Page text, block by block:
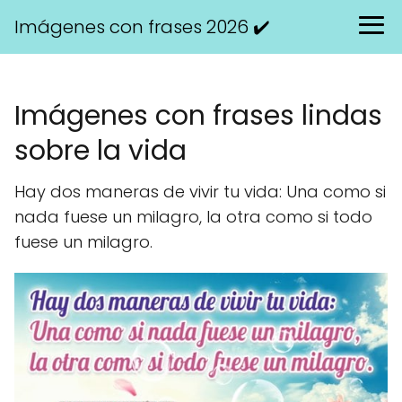
Imágenes con frases 2026 ✔️
Imágenes con frases lindas
sobre la vida
Hay dos maneras de vivir tu vida: Una como si
nada fuese un milagro, la otra como si todo
fuese un milagro.